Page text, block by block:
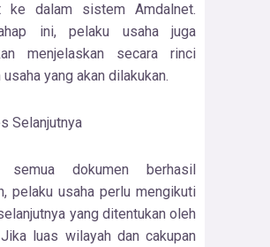
ke dalam sistem Amdalnet.
ini, pelaku usaha juga
menjelaskan secara rinci
yang akan dilakukan.
Selanjutnya
semua dokumen berhasil
pelaku usaha perlu mengikuti
yang ditentukan oleh
luas wilayah dan cakupan